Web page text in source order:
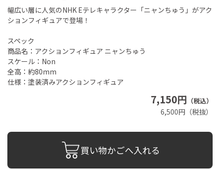
7,150円 （税込）
6,500円（税抜）
幅広い層に人気のNHK Eテレキャラクター「ニャンちゅう」がアク
ションフィギュアで登場！
スペック
商品名：アクションフィギュア ニャンちゅう
スケール：Non
全高：約80mm
仕様：塗装済みアクションフィギュア
買い物かごへ入れる